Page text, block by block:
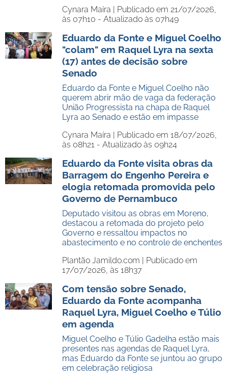
Cynara Maíra | Publicado em 21/07/2026,
às 07h10 - Atualizado às 07h49
Eduardo da Fonte e Miguel Coelho
"colam" em Raquel Lyra na sexta
(17) antes de decisão sobre
Senado
Eduardo da Fonte e Miguel Coelho não
querem abrir mão de vaga da federação
União Progressista na chapa de Raquel
Lyra ao Senado e estão em impasse
Cynara Maíra | Publicado em 18/07/2026,
às 08h21 - Atualizado às 09h24
Eduardo da Fonte visita obras da
Barragem do Engenho Pereira e
elogia retomada promovida pelo
Governo de Pernambuco
Deputado visitou as obras em Moreno,
destacou a retomada do projeto pelo
Governo e ressaltou impactos no
abastecimento e no controle de enchentes
Plantão Jamildo.com | Publicado em
17/07/2026, às 18h37
Com tensão sobre Senado,
Eduardo da Fonte acompanha
Raquel Lyra, Miguel Coelho e Túlio
em agenda
Miguel Coelho e Túlio Gadelha estão mais
presentes nas agendas de Raquel Lyra,
mas Eduardo da Fonte se juntou ao grupo
em celebração religiosa